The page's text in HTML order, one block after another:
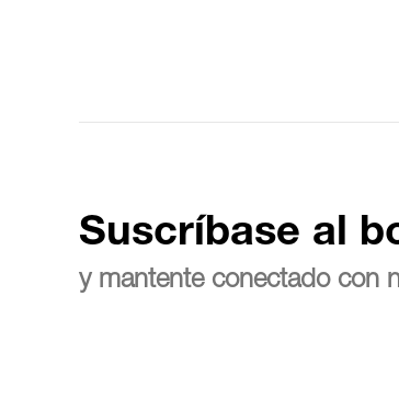
Suscríbase al
y mantente conectado con